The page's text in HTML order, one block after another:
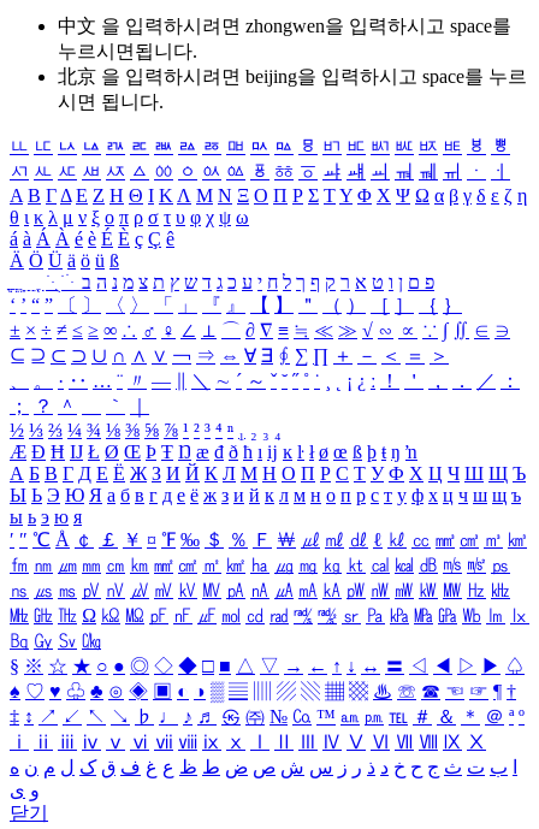
中文 을 입력하시려면 zhongwen을 입력하시고 space를
누르시면됩니다.
北京 을 입력하시려면 beijing을 입력하시고 space를 누르
시면 됩니다.
ㅥ ㅦ ㅧ ㅨ ㅩ ㅪ ㅫ ㅬ ㅭ ㅮ ㅯ ㅰ ㅱ ㅲ ㅳ ㅴ ㅵ ㅶ ㅷ ㅸ
ㅹ
ㅺ ㅻ ㅼ ㅽ ㅾ ㅿ ㆀ ㆁ ㆂ ㆃ ㆄ ㆅ ㆆ ㆇ ㆈ ㆉ ㆊ ㆋ ㆌ ㆍ
ㆎ
Α Β ΓΔ Ε Ζ Η Θ Ι ΚΛ Μ Ν Ξ Ο Π Ρ Σ ΤΥ Φ Χ Ψ Ω α β γ δ ε ζ η
θ ι κ λ μ ν ξ ο π ρ σ τ υ φ χ ψ ω
á à Á À é è É È ç Ç ê
Ä Ö Ü ä ö ü ß
ִֶֹ ֻּ ׁׂ פ ם ן ו ט א ר ק ף ך ל ח י ע כ ג ד ש ץ ת צ מ נ ה ב
‘ ’ “ ” 〔 〕 〈 〉 「 」 『 』 【 】 ＂ （ ） ［ ］ ｛ ｝
± × ÷ ≠ ≤ ≥ ∞ ∴ ♂ ♀ ∠ ⊥ ⌒ ∂ ∇ ≡ ≒ ≪ ≫ √ ∽ ∝ ∵ ∫ ∬ ∈ ∋
⊆ ⊇ ⊂ ⊃ ∪ ∩ ∧ ∨ ￢ ⇒ ⇔ ∀ ∃ ∮ ∑ ∏ ＋ － ＜ ＝
＞
、
。 · ‥ … ¨ 〃 ― ＼ ∼ ´ ～ ˇ ˘ ˝ ˚ ˙ ¸ ¡ ¿ ː ！ ＇ ， ． ／
：
；
？ ＾ ｀
½ ⅓ ⅔ ¼ ¾ ⅛ ⅜ ⅝ ⅞ ¹ ² ³ ⁴ ⁿ ₁ ₂ ₃ ₄
Æ Ð Ħ Ĳ Ł Ø Œ Þ Ŧ Ŋ æ đ ð ħ ı ĳ ĸ ŀ ł ø œ ß þ ŧ ŋ ŉ
А Б В Г Д Е Ё Ж З И Й К Л М Н О П Р С Т У Ф Х Ц Ч Ш Щ Ъ
Ы Ь Э Ю Я а б в г д е ё ж з и й к л м н о п р с т у ф х ц ч ш щ ъ
ы ь э ю я
′ ″ ℃ Å ￠ ￡ ￥ ¤ ℉ ‰ ＄ ％ Ｆ ￦ ㎕ ㎖ ㎗ ℓ ㎘ ㏄ ㎣ ㎤ ㎥ ㎦
㎙ ㎚ ㎛ ㎜ ㎝ ㎞ ㎟ ㎠ ㎡ ㎢ ㏊ ㎍ ㎎ ㎏ ㏏ ㎈ ㎉ ㏈ ㎧ ㎨ ㎰
㎱ ㎲ ㎳ ㎴ ㎵ ㎶ ㎷ ㎸ ㎹ ㎀ ㎁ ㎂ ㎃ ㎄ ㎺ ㎻ ㎽ ㎾ ㎿ ㎐ ㎑
㎒ ㎓ ㎔ Ω ㏀ ㏁ ㎊ ㎋ ㎌ ㏖ ㏅ ㎭ ㎮ ㎯ ㏛ ㎩ ㎪ ㎫ ㎬ ㏝ ㏐
㏓
㏃ ㏉ ㏜ ㏆
§ ※ ☆ ★ ○ ● ◎ ◇ ◆ □ ■ △ ▽ → ← ↑ ↓ ↔ 〓 ◁ ◀ ▷ ▶ ♤
♠ ♡ ♥ ♧ ♣ ⊙ ◈ ▣ ◐ ◑ ▒ ▤ ▨ ▧ ▦ ▩ ♨ ☏ ☎ ☜ ☞ ¶ †
‡ ↕ ↗ ↙ ↖ ↘ ♭ ♩ ♪ ♬ ㉿ ㈜ № ㏇ ™ ㏂ ㏘ ℡ ＃ ＆ ＊ ＠ ª º
ⅰ
ⅱ ⅲ ⅳ ⅴ ⅵ ⅶ ⅷ ⅸ ⅹ Ⅳ Ⅴ Ⅵ Ⅶ Ⅷ Ⅸ Ⅹ
ب ت ث ج ح خ د ذ ر ز س ش ص ض ط ظ ع غ ف ق ک ل م ن ه
و ی
닫기